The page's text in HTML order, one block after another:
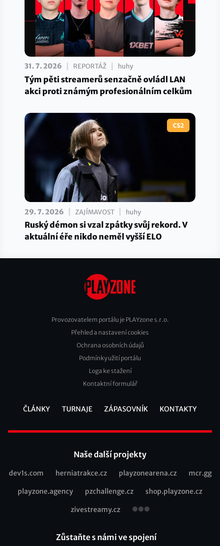
31. 7. 2026 REPORTÁŽ huhy
Tým pěti streamerů senzačně ovládl LAN
akci proti známým profesionálním celkům
CS2
29. 7. 2026 ZAJÍMAVOST huhy
Ruský démon si vzal zpátky svůj rekord. V
aktuální éře nikdo neměl vyšší ELO
Footer
Provozovatelem portálu je PLAYzone s.r.o.
Přehled a nastavení cookies
Ochrana osobních údajů
Podmínky užití portálu
Loga ke stažení
Kontaktní formulář
ČLÁNKY TURNAJE ZÁPASOVNÍK KONTAKTY
Naše další projekty
Recommended
dev1s.com herniatrakce.cz playzonearena.cz mcr.gg
playzone.agency pzchallenge.cz shop.playzone.cz
zivestreamy.cz
Zůstaňte s námi ve spojení